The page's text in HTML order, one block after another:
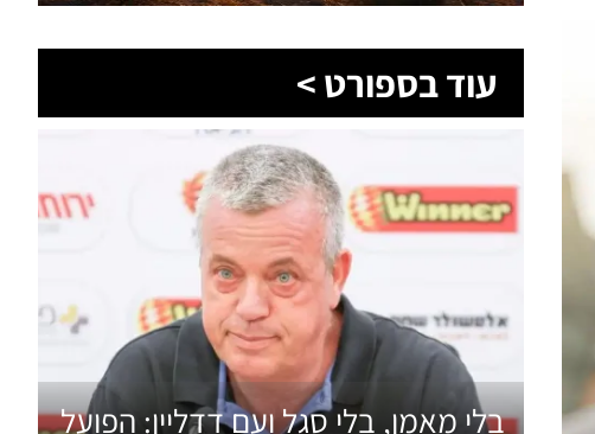
בלי מאמן, בלי סגל ועם דדליין: הפועל
באר שבע/דימונה בסכנה